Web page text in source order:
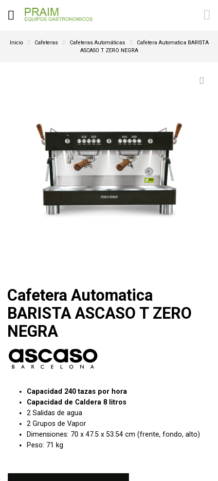
Inicio Cafeteras Cafeteras Automáticas
Cafetera Automatica BARISTA
ASCASO T ZERO NEGRA
Cafetera Automatica
BARISTA ASCASO T ZERO
NEGRA
Capacidad 240 tazas por hora
Capacidad de Caldera 8 litros
2 Salidas de agua
2 Grupos de Vapor
Dimensiones: 70 x 47.5 x 53.54 cm (frente, fondo, alto)
Peso: 71 kg